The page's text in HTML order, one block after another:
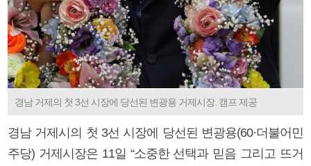
경남 거제의 첫 3선 시장에 당선된 변광용 거제시장. 캠프 제공
경남 거제시의 첫 3선 시장에 당선된 변광용(60·더불어민
주당) 거제시장은 11일 “소중한 선택과 믿음 그리고 뜨거